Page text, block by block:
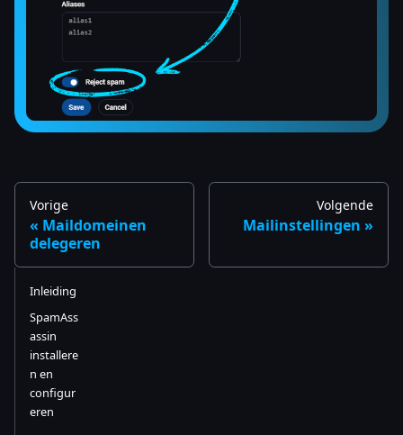
Vorige
Maildomeinen
delegeren
Volgende
Mailinstellingen
Inleiding
SpamAss
assin
installere
n en
configur
eren